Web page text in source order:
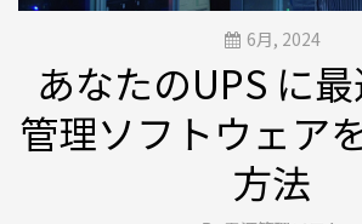
6月, 2024
あなたのUPS に
管理ソフトウェア
方法